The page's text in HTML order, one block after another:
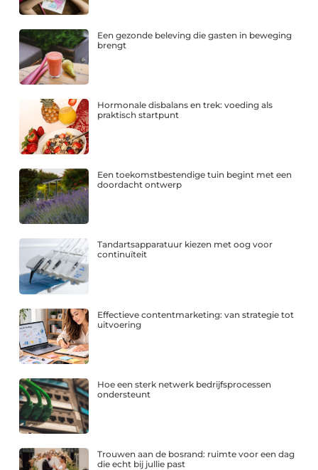
Een gezonde beleving die gasten in beweging
brengt
Hormonale disbalans en trek: voeding als
praktisch startpunt
Een toekomstbestendige tuin begint met een
doordacht ontwerp
Tandartsapparatuur kiezen met oog voor
continuïteit
Effectieve contentmarketing: van strategie tot
uitvoering
Hoe een sterk netwerk bedrijfsprocessen
ondersteunt
Trouwen aan de bosrand: ruimte voor een dag
die echt bij jullie past